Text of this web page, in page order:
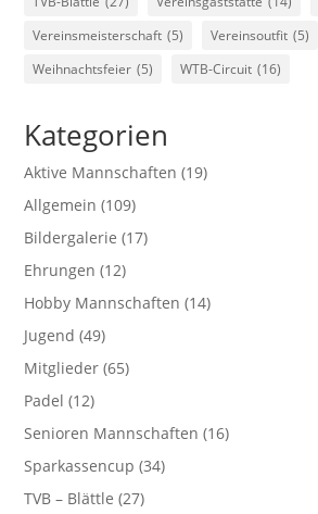
Vereinsmeisterschaft (5) Vereinsoutfit (5)
Weihnachtsfeier (5) WTB-Circuit (16)
Kategorien
Aktive Mannschaften (19)
Allgemein (109)
Bildergalerie (17)
Ehrungen (12)
Hobby Mannschaften (14)
Jugend (49)
Mitglieder (65)
Padel (12)
Senioren Mannschaften (16)
Sparkassencup (34)
TVB – Blättle (27)